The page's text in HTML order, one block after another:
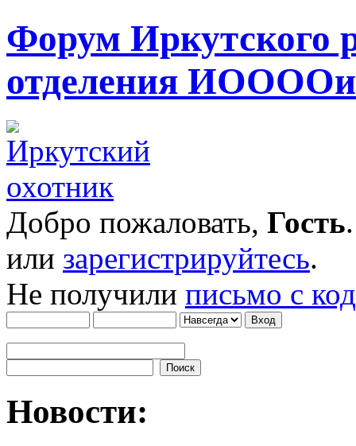
Форум Иркутского
отделения
Добро пожаловать, Гость
или зарегистрируйтесь.
Не получили письмо с
Новости: